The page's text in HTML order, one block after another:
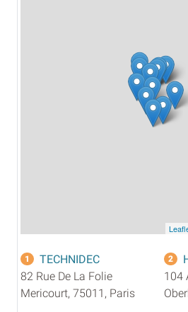
1
TECHNIDEC
82 Rue De La Folie
Mericourt, 75011, Paris
2
104